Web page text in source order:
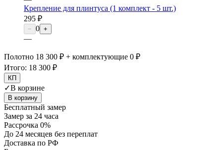
Крепление для плинтуса (1 комплект - 5 шт.)
295 ₽
− 0 +
—
Полотно 18 300 ₽ + комплектующие 0 ₽
Итого: 18 300 ₽
КП
✓В корзине
В корзину
Бесплатный замер
Замер за 24 часа
Рассрочка 0%
До 24 месяцев без переплат
Доставка по РФ